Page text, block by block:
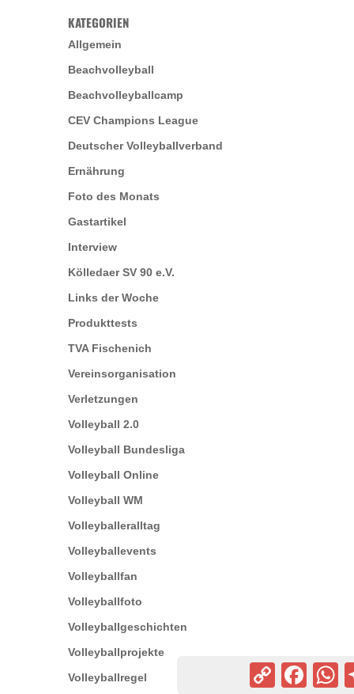
KATEGORIEN
Allgemein
Beachvolleyball
Beachvolleyballcamp
CEV Champions League
Deutscher Volleyballverband
Ernährung
Foto des Monats
Gastartikel
Interview
Kölledaer SV 90 e.V.
Links der Woche
Produkttests
TVA Fischenich
Vereinsorganisation
Verletzungen
Volleyball 2.0
Volleyball Bundesliga
Volleyball Online
Volleyball WM
Volleyballeralltag
Volleyballevents
Volleyballfan
Volleyballfoto
Volleyballgeschichten
Volleyballprojekte
Volleyballregel
Copy
Link
Facebook